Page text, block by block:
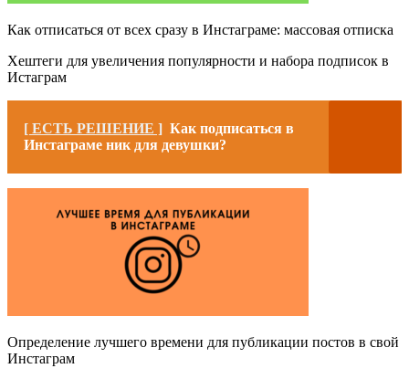
Как отписаться от всех сразу в Инстаграме: массовая отписка
Хештеги для увеличения популярности и набора подписок в
Истаграм
[ ЕСТЬ РЕШЕНИЕ ] Как подписаться в
Инстаграме ник для девушки?
Определение лучшего времени для публикации постов в свой
Инстаграм